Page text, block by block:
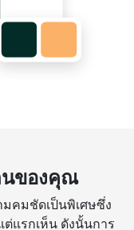
ของคุณ
คมชัดเป็นพิเศษซึ่ง
แรกเห็น ดังนั้นการ